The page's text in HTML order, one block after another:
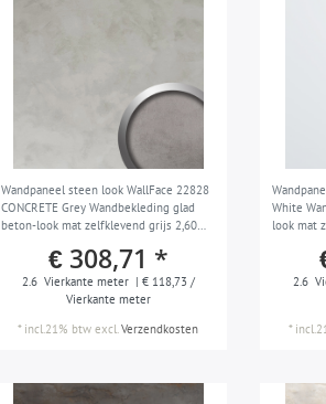
Wandpaneel steen look WallFace 22828
CONCRETE Grey Wandbekleding glad
beton-look mat zelfklevend grijs 2,60
€ 308,71 *
2.6 Vierkante meter | € 118,73 /
Vierkante meter
* incl.21% btw excl.Verzendkosten
White
look mat
2.6
*